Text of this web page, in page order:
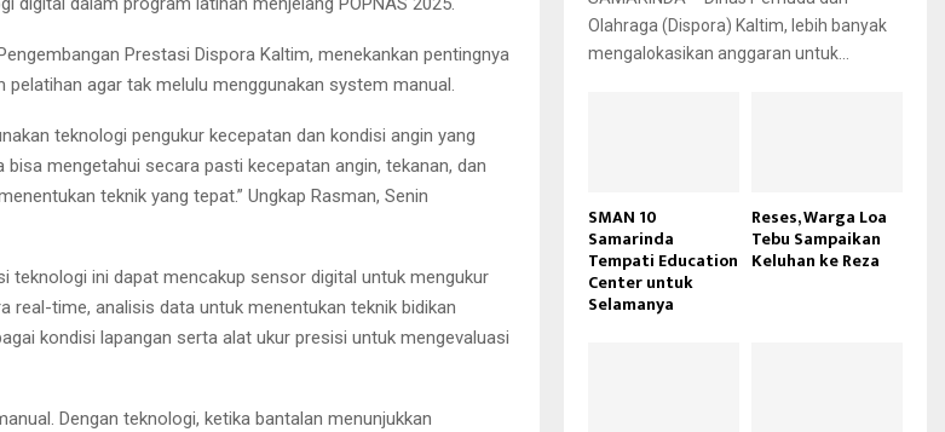
Prestasi Dispora Kaltim, menekankan pentingnya
pelatihan agar tak melulu menggunakan system manual.
teknologi pengukur kecepatan dan kondisi angin yang
bisa mengetahui secara pasti kecepatan angin, tekanan, dan
teknik yang tepat.” Ungkap Rasman, Senin
teknologi ini dapat mencakup sensor digital untuk mengukur
real-time, analisis data untuk menentukan teknik bidikan
kondisi lapangan serta alat ukur presisi untuk mengevaluasi
Dengan teknologi, ketika bantalan menunjukkan
Olahraga (Dispora) Kaltim, lebih banyak
mengalokasikan anggaran untuk...
SMAN 10
Samarinda
Tempati Education
Center untuk
Selamanya
Reses, Warga Loa
Tebu Sampaikan
Keluhan ke Reza